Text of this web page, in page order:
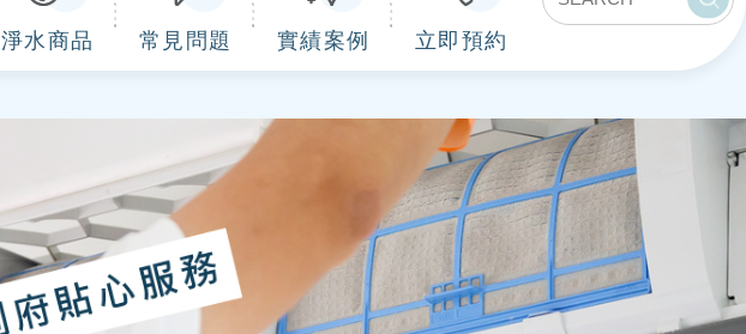
淨水商品 常見問題 實績案例 立即預約